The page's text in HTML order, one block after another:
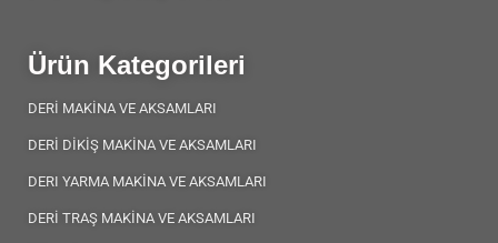
Ürün Kategorileri
DERİ MAKİNA VE AKSAMLARI
DERİ DİKİŞ MAKİNA VE AKSAMLARI
DERI YARMA MAKİNA VE AKSAMLARI
DERİ TRAŞ MAKİNA VE AKSAMLARI